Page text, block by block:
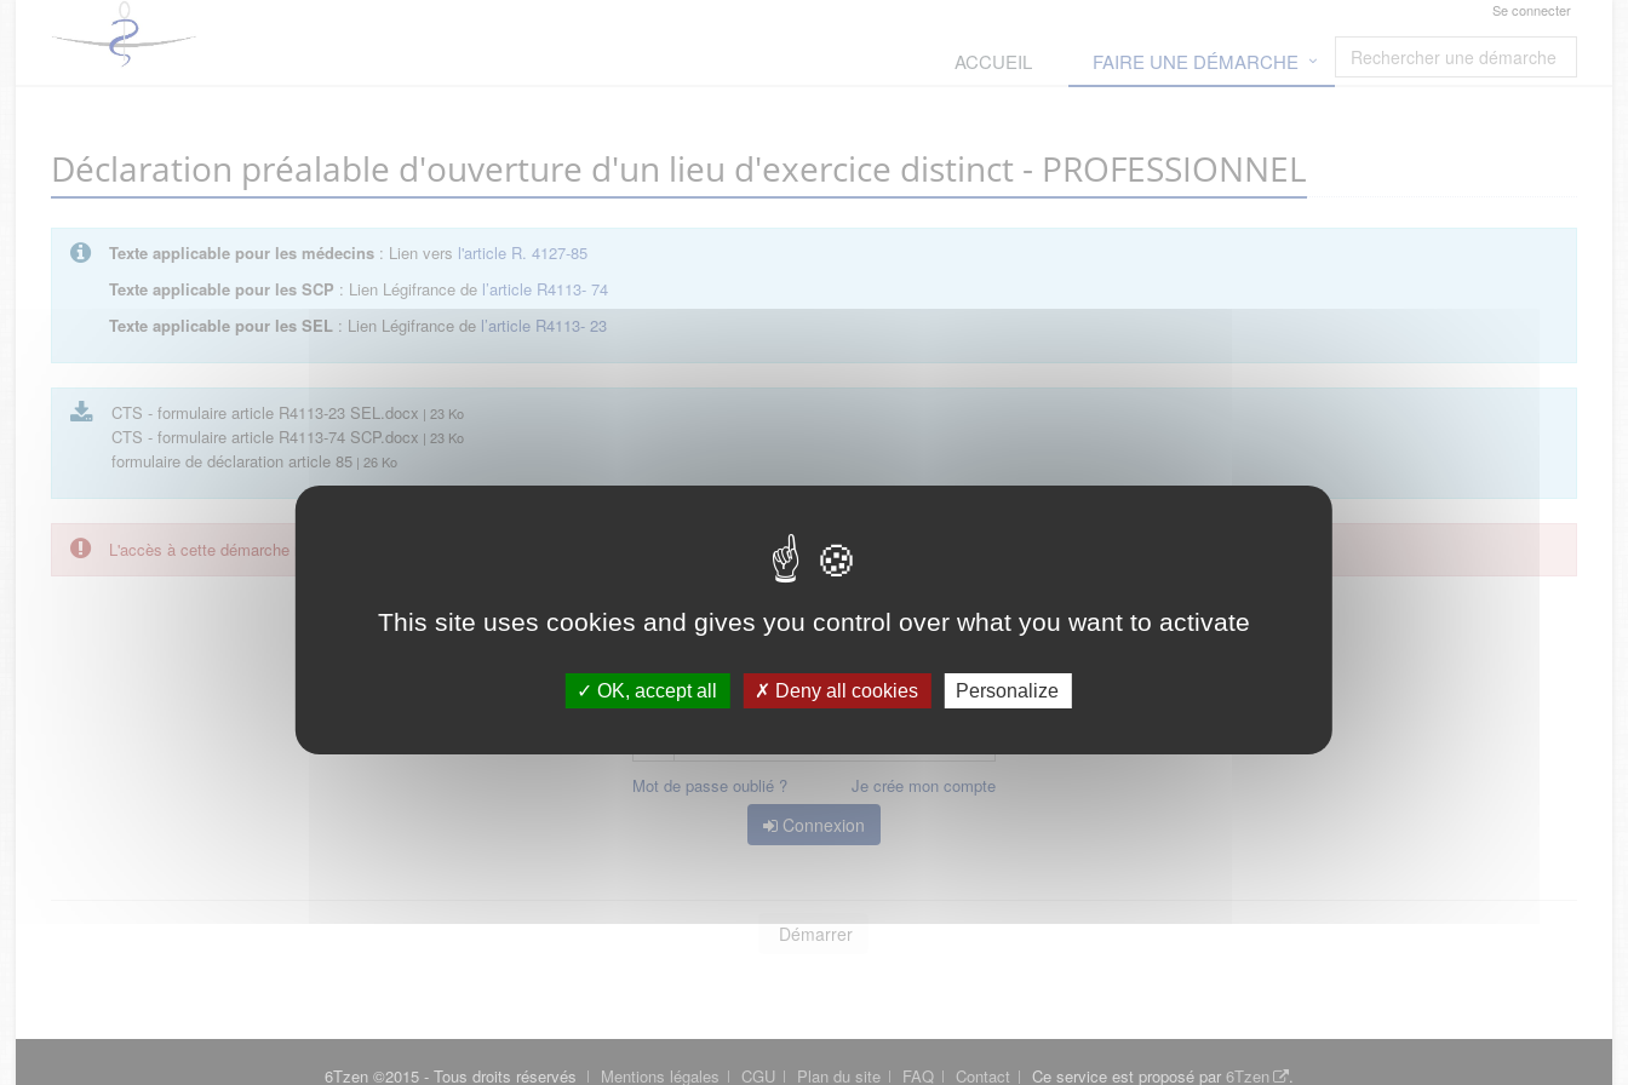
This site uses cookies and gives you control over what you want to activate
OK, accept all Deny all cookies Personalize
Se connecter
ACCUEIL FAIRE UNE DÉMARCHE
Déclaration préalable d'ouverture d'un lieu d'exercice distinct - PROFESSIONNEL
Texte applicable pour les médecins: Lien vers l'article R. 4127-85
Texte applicable pour les SCP : Lien Légifrance de l’article R4113- 74
Texte applicable pour les SEL: Lien Légifrance de l’article R4113- 23
CTS - formulaire article R4113-23 SEL.docx | 23 Ko
CTS - formulaire article R4113-74 SCP.docx | 23 Ko
formulaire de déclaration article 85| 26 Ko
L'accès à cette démarche ne vous est pas autorisé. Afin d'y avoir accès, vous devez vous connecter ouvous créer un compte
Mot de passe oublié ? Je crée mon compte
Connexion
Démarrer
6Tzen ©2015 - Tous droits réservés Mentions légales CGU Plan du site FAQ Contact Ce service est proposé par6Tzen .